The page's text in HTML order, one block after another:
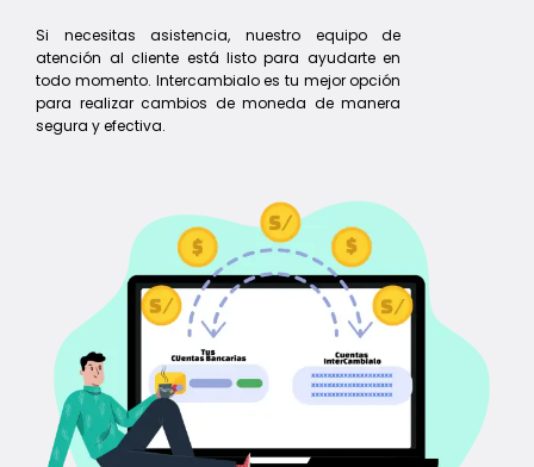
Si necesitas asistencia, nuestro equipo de
atención al cliente está listo para ayudarte en
todo momento. Intercambialo es tu mejor opción
para realizar cambios de moneda de manera
segura y efectiva.